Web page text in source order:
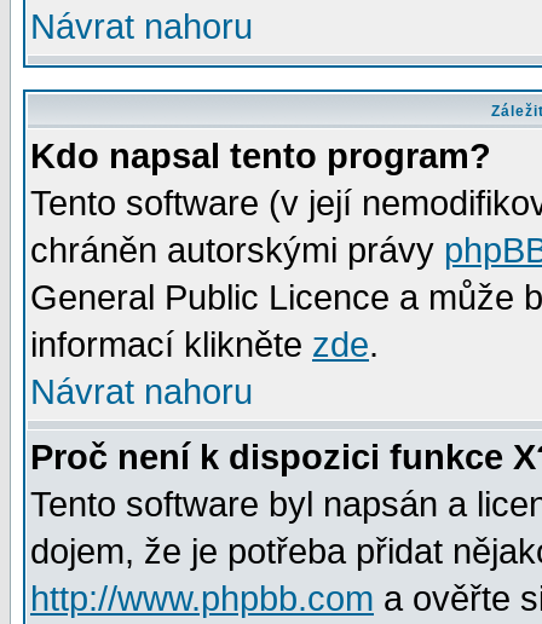
Návrat nahoru
Kdo napsal tento program?
Tento software (v její
chráněn autorskými právy
General Public Licence a může
informací klikněte zde.
Návrat nahoru
Proč není k dispozici funkce
Tento software byl napsán a
dojem, že je potřeba přidat
http://www.phpbb.com a ověřte